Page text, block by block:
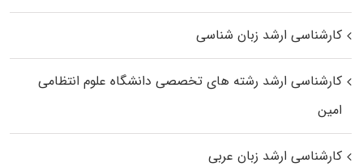
کارشناسی ارشد زبان شناسی
کارشناسی ارشد رﺷﺘﻪ ﻫﺎی تخصصی داﻧﺸﮕﺎه ﻋﻠﻮم انتظامی
اﻣﻴﻦ
کارشناسی ارشد زبان عربی